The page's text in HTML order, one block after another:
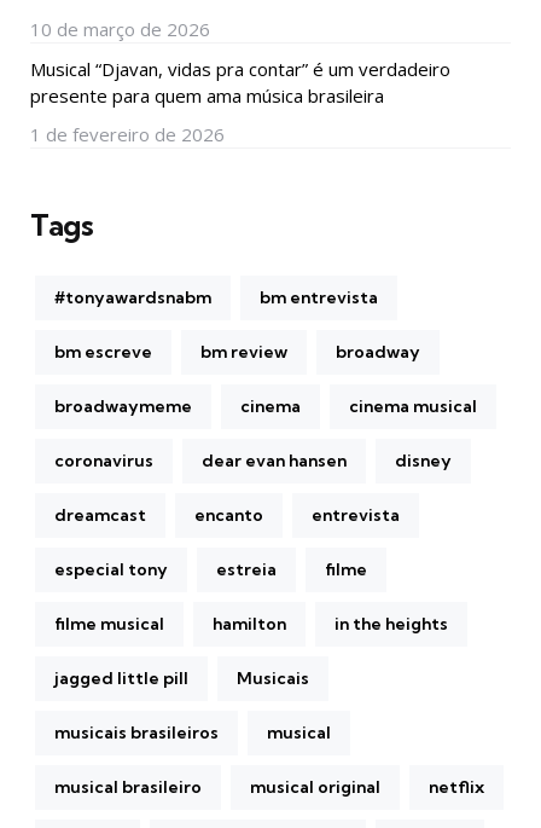
10 de março de 2026
Musical “Djavan, vidas pra contar” é um verdadeiro
presente para quem ama música brasileira
1 de fevereiro de 2026
Tags
#tonyawardsnabm bm entrevista
bm escreve bm review broadway
broadwaymeme cinema cinema musical
coronavirus dear evan hansen disney
dreamcast encanto entrevista
especial tony estreia filme
filme musical hamilton in the heights
jagged little pill Musicais
musicais brasileiros musical
musical brasileiro musical original netflix